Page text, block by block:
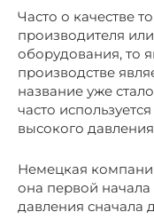
Часто о качестве
производителя
оборудования, то
производстве
название уже
часто
высокого
Немецкая
она первой
давления сначала